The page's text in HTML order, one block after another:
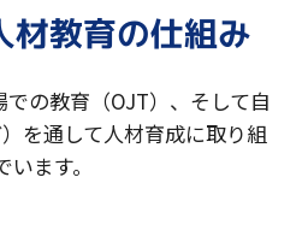
材教育の仕組み
の教育（OJT）、そして自
を通して人材育成に取り組
います。